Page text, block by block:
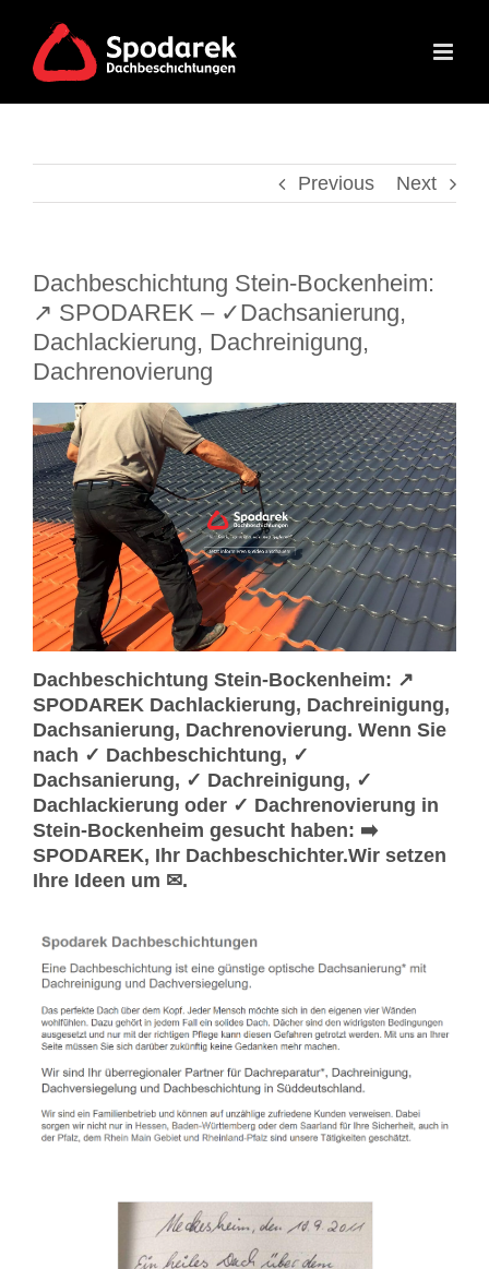
content
Previous Next
Dachbeschichtung Stein-Bockenheim:
↗️ SPODAREK – ✓Dachsanierung,
Dachlackierung, Dachreinigung,
Dachrenovierung
Dachbeschichtung Stein-Bockenheim: ↗️
SPODAREK Dachlackierung, Dachreinigung,
Dachsanierung, Dachrenovierung. Wenn Sie
nach ✓ Dachbeschichtung, ✓
Dachsanierung, ✓ Dachreinigung, ✓
Dachlackierung oder ✓ Dachrenovierung in
Stein-Bockenheim gesucht haben: ➡️
SPODAREK, Ihr Dachbeschichter.Wir setzen
Ihre Ideen um ✉.